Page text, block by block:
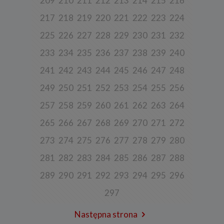
217 218 219 220 221 222 223 224
225 226 227 228 229 230 231 232
233 234 235 236 237 238 239 240
241 242 243 244 245 246 247 248
249 250 251 252 253 254 255 256
257 258 259 260 261 262 263 264
265 266 267 268 269 270 271 272
273 274 275 276 277 278 279 280
281 282 283 284 285 286 287 288
289 290 291 292 293 294 295 296
297
Następna strona
Spółka przetwarza również dane, które użytkownik podaje w celu
nazwisko, adres e-mail.
4. Cel i podstawa przetwarzania danych
Twoje dane będą przetwarzane do celu:
użytkownik zarejestruje swoje konto lub skorzysta z usługi
także wykrywania nadużyć oraz pomiarów statystycznych i
udoskonalenia usług, będącego realizacją naszego prawnie
roszczeniami będącego realizacją naszego prawnie uzasadnionego
5. Wymóg podania danych
Podanie danych w celu realizacji usług jest niezbędne do